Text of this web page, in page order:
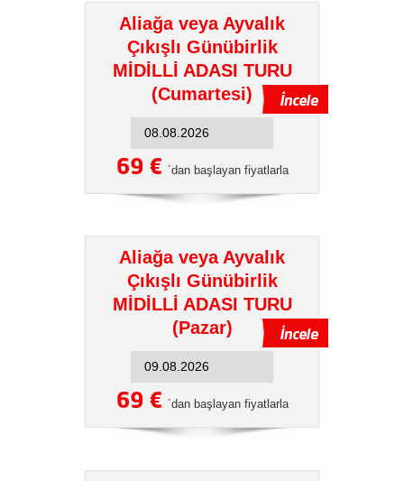
Aliağa veya Ayvalık
Çıkışlı Günübirlik
MİDİLLİ ADASI TURU
(Cumartesi)
69 € ´dan başlayan fiyatlarla
Aliağa veya Ayvalık
Çıkışlı Günübirlik
MİDİLLİ ADASI TURU
(Pazar)
69 € ´dan başlayan fiyatlarla